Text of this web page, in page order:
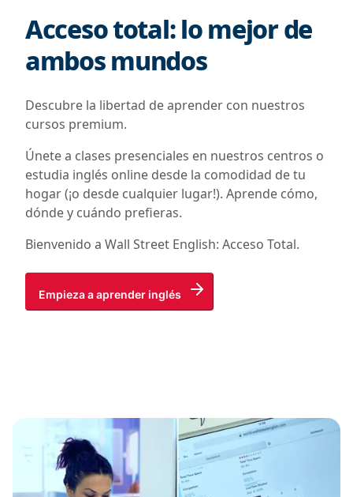
Acceso total: lo mejor de
ambos mundos
Descubre la libertad de aprender con nuestros
cursos premium.
Únete a clases presenciales en nuestros centros o
estudia inglés online desde la comodidad de tu
hogar (¡o desde cualquier lugar!). Aprende cómo,
dónde y cuándo prefieras.
Bienvenido a Wall Street English: Acceso Total.
Empieza a aprender inglés